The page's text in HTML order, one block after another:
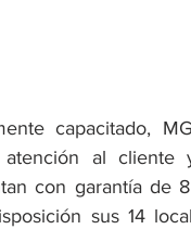
capacitado,
al cliente
con garantía de
sus 14